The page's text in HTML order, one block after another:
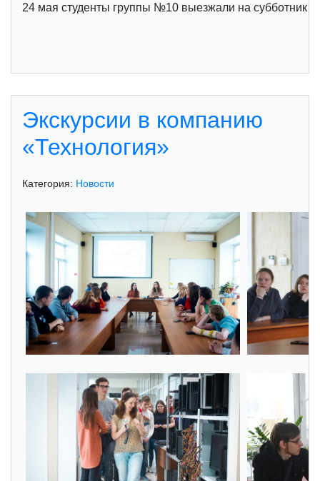
24 мая студенты группы №10 выезжали на субботник в
Экскурсии в компанию
«Технология»
Категория: Новости